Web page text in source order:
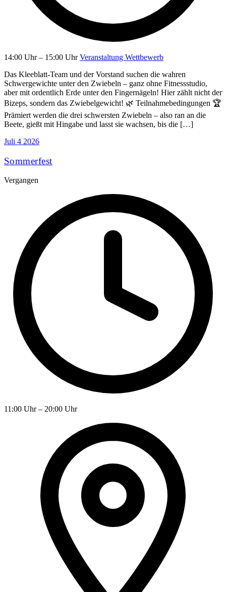
14:00 Uhr – 15:00 UhrVeranstaltung Wettbewerb
Das Kleeblatt‑Team und der Vorstand suchen die wahren
Schwergewichte unter den Zwiebeln – ganz ohne Fitnessstudio,
aber mit ordentlich Erde unter den Fingernägeln! Hier zählt nicht der
Bizeps, sondern das Zwiebelgewicht! 🌿 Teilnahmebedingungen 🏆
Prämiert werden die drei schwersten Zwiebeln – also ran an die
Beete, gießt mit Hingabe und lasst sie wachsen, bis die […]
Juli 4 2026
Sommerfest
Vergangen
11:00 Uhr – 20:00 Uhr